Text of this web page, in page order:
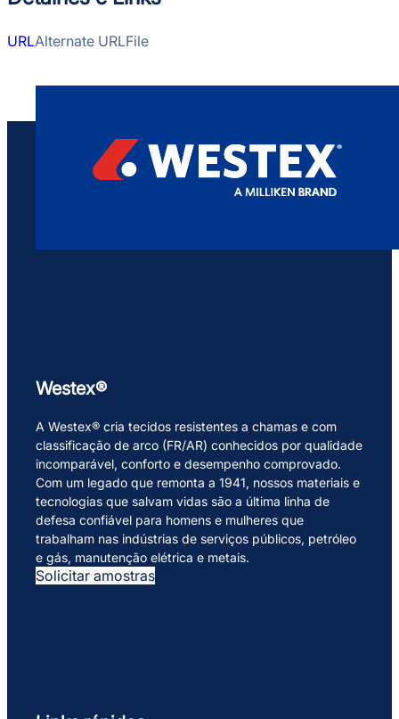
URLAlternate URLFile
Westex®
A Westex® cria tecidos resistentes a chamas e com
classificação de arco (FR/AR) conhecidos por qualidade
incomparável, conforto e desempenho comprovado.
Com um legado que remonta a 1941, nossos materiais e
tecnologias que salvam vidas são a última linha de
defesa confiável para homens e mulheres que
trabalham nas indústrias de serviços públicos, petróleo
e gás, manutenção elétrica e metais.
Solicitar amostras